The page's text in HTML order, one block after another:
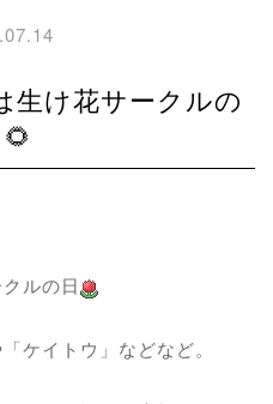
ルの日
ケイトウ」などなど。